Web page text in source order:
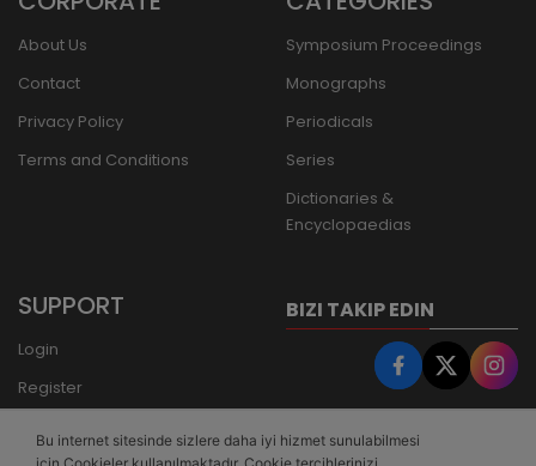
About Us
Contact
Privacy Policy
Terms and Conditions
Symposium Proceedings
Monographs
Periodicals
Series
Dictionaries &
Encyclopaedias
SUPPORT
Login
Register
BIZI TAKIP EDIN
Bu internet sitesinde sizlere daha iyi hizmet sunulabilmesi